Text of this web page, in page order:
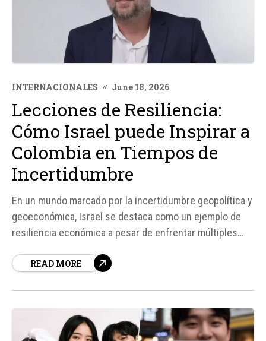
INTERNACIONALES June 18, 2026
Lecciones de Resiliencia:
Cómo Israel puede Inspirar a
Colombia en Tiempos de
Incertidumbre
En un mundo marcado por la incertidumbre geopolítica y
geoeconómica, Israel se destaca como un ejemplo de
resiliencia económica a pesar de enfrentar múltiples
economic commentator de Calcalist, la clave de esta
READ MORE